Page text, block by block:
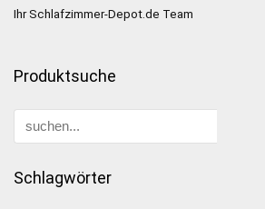
Ihr Schlafzimmer-Depot.de Team
Produktsuche
Schlagwörter